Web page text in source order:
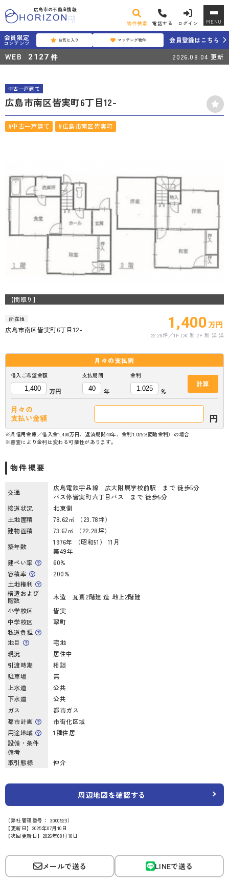
広島市の不動産情報
物件検索 電話する ログイン MENU
会員限定
コンテンツ お気に入り マッチング物件 会員登録はこちら
WEB 2127 件 2026.08.04 更新
中古一戸建て
広島市南区皆実町6丁目12-
#中古一戸建て #広島市南区皆実町
【間取り】
所在地
広島市南区皆実町6丁目12- 1,400万円
22.28坪 1F DK 和 2F 和 洋 洋
月々の支払例
借入ご希望金額
万円
支払期間
年
金利
%
計算
月々の
支払い金額
円
※呉信用金庫／借入金1,400万円、返済期間40年、金利1.025%変動金利）の場合
※審査により金利は変わる可能性があります。
物件概要
交通
広島電鉄宇品線 広大附属学校前駅 まで 徒歩5分
バス停皆実町六丁目バス まで 徒歩5分
接道状況
北東側
土地面積
78.62㎡ （23.78坪）
建物面積
73.67㎡ （22.28坪）
築年数
1976年 （昭和51） 11月
築49年
建ぺい率
60%
容積率
200%
土地権利
構造および
階数
木造 瓦葺2階建 造 地上2階建
小学校区
皆実
中学校区
翠町
私道負担
地目
宅地
現況
居住中
引渡時期
相談
駐車場
無
上水道
公共
下水道
公共
ガス
都市ガス
都市計画
市街化区域
用途地域
1種住居
設備・条件
備考
取引態様
仲介
周辺地図を確認する
（弊社管理番号： 3000523）
【更新日】2025年07月10日
【次回更新日】2026年08月10日
メールで送る LINEで送る